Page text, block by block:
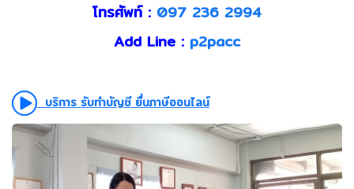
โทรศัพท์ : 097 236 2994
Add Line : p2pacc
บริการ รับทำบัญชี ยื่นภาษีออนไลน์